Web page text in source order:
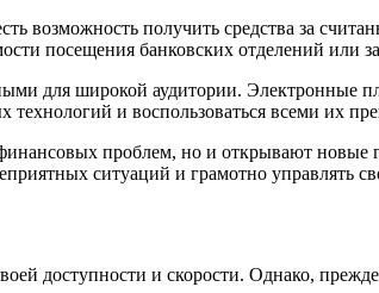
возможность получить средства за
посещения банковских отделений или
для широкой аудитории. Электронные
и воспользоваться всеми их
проблем, но и открывают новые
ситуаций и грамотно управлять
доступности и скорости. Однако,